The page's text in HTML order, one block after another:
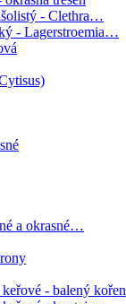
- Clethra…
- Lagerstroemia…
a okrasné…
- balený kořen